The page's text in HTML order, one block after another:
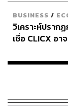
BUSINESS /
วิเคราะห์ปรา
เชื่อ CLICX อ
เรือนไทยที่ถูกซุ